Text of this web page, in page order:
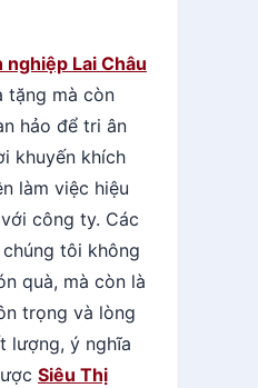
nghiệp Lai Châu
tặng mà còn
hảo để tri ân
khuyến khích
làm việc hiệu
công ty. Các
tôi không
quà, mà còn là
trọng và lòng
lượng, ý nghĩa
Siêu Thị